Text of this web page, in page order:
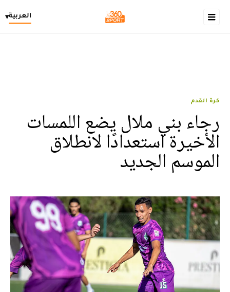
العربية▾
كرة القدم
رجاء بني ملال يضع اللمسات
الأخيرة استعدادًا لانطلاق
الموسم الجديد